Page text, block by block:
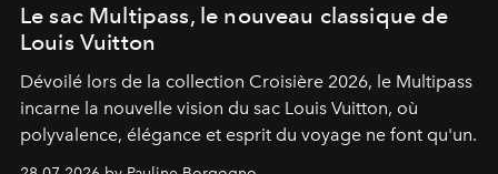
Le sac Multipass, le nouveau classique de
Louis Vuitton
Dévoilé lors de la collection Croisière 2026, le Multipass
incarne la nouvelle vision du sac Louis Vuitton, où
polyvalence, élégance et esprit du voyage ne font qu'un.